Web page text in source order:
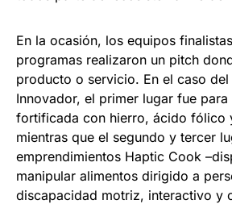
En la ocasión, los equipos
programas realizaron un pitch
producto o servicio. En el caso
Innovador, el primer lugar fue para
fortificada con hierro, ácido fólico
mientras que el segundo y tercer
emprendimientos Haptic Cook
manipular alimentos dirigido a
discapacidad motriz, interactivo y